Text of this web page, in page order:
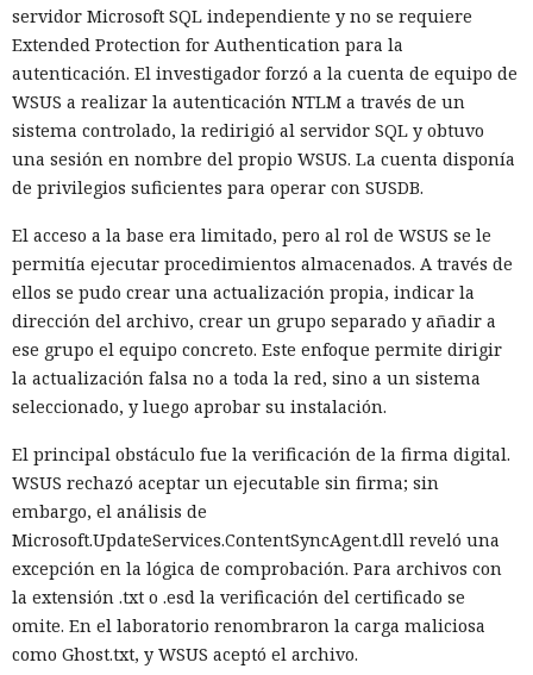
servidor Microsoft SQL independiente y no se requiere
Extended Protection for Authentication para la
autenticación. El investigador forzó a la cuenta de equipo de
WSUS a realizar la autenticación NTLM a través de un
sistema controlado, la redirigió al servidor SQL y obtuvo
una sesión en nombre del propio WSUS. La cuenta disponía
de privilegios suficientes para operar con SUSDB.
El acceso a la base era limitado, pero al rol de WSUS se le
permitía ejecutar procedimientos almacenados. A través de
ellos se pudo crear una actualización propia, indicar la
dirección del archivo, crear un grupo separado y añadir a
ese grupo el equipo concreto. Este enfoque permite dirigir
la actualización falsa no a toda la red, sino a un sistema
seleccionado, y luego aprobar su instalación.
El principal obstáculo fue la verificación de la firma digital.
WSUS rechazó aceptar un ejecutable sin firma; sin
embargo, el análisis de
Microsoft.UpdateServices.ContentSyncAgent.dll reveló una
excepción en la lógica de comprobación. Para archivos con
la extensión .txt o .esd la verificación del certificado se
omite. En el laboratorio renombraron la carga maliciosa
como Ghost.txt, y WSUS aceptó el archivo.